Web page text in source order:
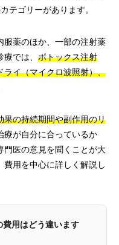
テゴリーがあります。
服薬のほか、一部の注射薬
では、 ボトックス注射
ライ（マイクロ波照射）、
果の持続期間や副作用のリ
療が自分に合っているか
門医の意見を聞くことが大
用を中心に詳しく解説し
用はどう違います